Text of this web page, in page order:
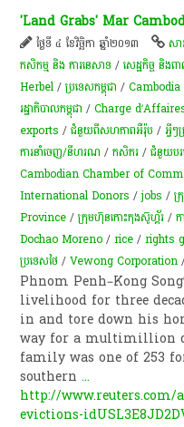
'Land Grabs' Mar
ថ្ងៃទី ៤ ខែវិច្ឆិកា ឆ្នាំ២០១៣ សា​
កសិកម្ម​ និង​ ការ​នេ​សាទ​ /សេដ្ឋកិច្ច និងព
Herbel /ប្រទេសកម្ពុជា /
រដ្ឋាភិបាលកម្ពុជា /Charge
exports /ជំនួយពីសហភាពអឺរ៉ុប /អ្វី
ការនាំចេញ/នីហរណ /កសិករ /ជំ​នួយប
Cambodian Chamber of
International Donors /jobs /ក្
Province /ក្រុមហ៊ុន​កោះកុង​ស៊ូហ្គ័រ /
Dochao Moreno /rice /rights
ប្រទេសថៃ /Vewong Corporation
Phnom Penh–Kong
livelihood for three
in and tore down his
way for a multimillion
family was one of 253
southern...
http://www.reuters.com/
evictions-